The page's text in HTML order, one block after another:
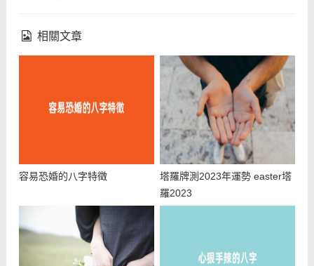
相關文章
容易恐婚的八字特徵
塔羅牌測2023年運勢 easter塔
羅2023